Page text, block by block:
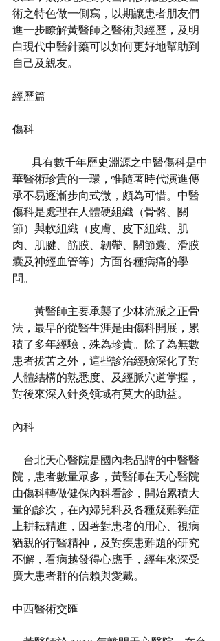
術之特色做一側寫，以期讓患者朋友們
進一步瞭解黃醫師之醫術與經歷，及明
白現代中醫針藥可以如何更好地幫助到
自己及親友。
經歷篇
傷科
華醫術珍貴的一環，惟隨著時代演進傳
承不易逐漸步向式微，頗為可惜。中醫
傷科是處理在人體硬組織（骨骼、關
節）與軟組織（皮膚、皮下組織、肌
肉、肌腱、筋膜、韌帶、關節囊、滑膜
囊及神經血管等）方面各種病痛的學
問。
法，最早的從醫生涯是由傷科開展，累
積了多年經驗，殊為珍貴。除了為無數
患者拔苦之外，這些診治經驗深化了對
人體結構的熟悉度、及經脈穴道掌握，
對後來深入針灸領域有莫大的助益。
內科
院，患者數量眾多，黃醫師在天心醫院
由傷科轉做健保內科看診，開始累積大
量的診次，在內婦兒科及各種疑難雜症
上耕耘精進，因著對患者的用心、視病
猶親的行醫精神，及對疾患難題的研究
不懈，看病越發得心應手，經年來深受
廣大患者群的信賴與愛戴。
中西醫術交匯